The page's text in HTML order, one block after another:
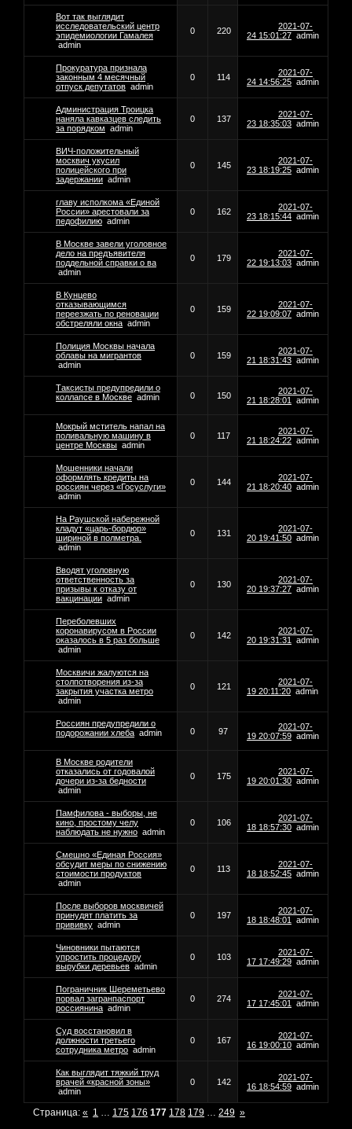
Вот так выглядит
исследовательский центр
эпидемиологии Гамалея
admin
0 220
2021-07-
24 15:01:27 admin
Прокуратура признала
законным 4 месячный
отпуск депутатов admin
0 114
2021-07-
24 14:56:25 admin
Администрация Троицка
наняла кавказцев следить
за порядком admin
0 137
2021-07-
23 18:35:03 admin
ВИЧ-положительный
москвич укусил
полицейского при
задержании admin
0 145
2021-07-
23 18:19:25 admin
главу исполкома «Единой
России» арестовали за
педофилию admin
0 162
2021-07-
23 18:15:44 admin
В Москве завели уголовное
дело на предъявителя
поддельной справки о ва
admin
0 179
2021-07-
22 19:13:03 admin
В Кунцево
отказывающимся
переезжать по реновации
обстреляли окна admin
0 159
2021-07-
22 19:09:07 admin
Полиция Москвы начала
облавы на мигрантов
admin
0 159
2021-07-
21 18:31:43 admin
Таксисты предупредили о
коллапсе в Москве admin 0 150
2021-07-
21 18:28:01
admin
Мокрый мститель напал на
поливальную машину в
центре Москвы admin
0 117
2021-07-
21 18:24:22 admin
Мошенники начали
оформлять кредиты на
россиян через «Госуслуги»
admin
0 144
2021-07-
21 18:20:40 admin
На Раушской набережной
кладут «царь-бордюр»
шириной в полметра.
admin
0 131
2021-07-
20 19:41:50 admin
Вводят уголовную
ответственность за
призывы к отказу от
вакцинации admin
0 130
2021-07-
20 19:37:27 admin
Переболевших
коронавирусом в России
оказалось в 5 раз больше
admin
0 142
2021-07-
20 19:31:31
admin
Москвичи жалуются на
столпотворения из-за
закрытия участка метро
admin
0 121
2021-07-
19 20:11:20 admin
Россиян предупредили о
подорожании хлеба admin 0 97
2021-07-
19 20:07:59 admin
В Москве родители
отказались от годовалой
дочери из-за бедности
admin
0 175
2021-07-
19 20:01:30 admin
Памфилова - выборы, не
кино, простому челу
наблюдать не нужно admin
0 106
2021-07-
18 18:57:30 admin
Смешно «Единая Россия»
обсудит меры по снижению
стоимости продуктов
admin
0 113
2021-07-
18 18:52:45 admin
После выборов москвичей
принудят платить за
прививку admin
0 197
2021-07-
18 18:48:01
admin
Чиновники пытаются
упростить процедуру
вырубки деревьев admin
0 103
2021-07-
17 17:49:29 admin
Пограничник Шереметьево
порвал загранпаспорт
россиянина admin
0 274
2021-07-
17 17:45:01
admin
Суд восстановил в
должности третьего
сотрудника метро admin
0 167
2021-07-
16 19:00:10 admin
Как выглядит тяжкий труд
врачей «красной зоны»
admin
0 142
2021-07-
16 18:54:59 admin
Страница:« 1 … 175 176 177 178 179 … 249 »